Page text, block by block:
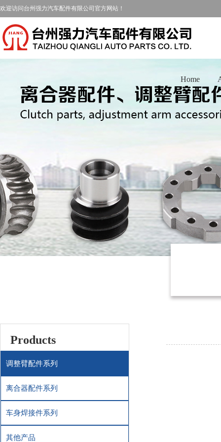
欢迎访问台州强力汽车配件有限公司官方网站！
Home
Products
调整臂配件系列
离合器配件系列
车身焊接件系列
其他产品